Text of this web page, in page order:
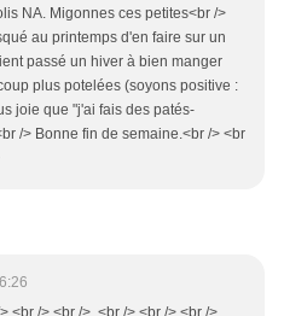
NA. Migonnes ces petites<br />
au printemps d'en faire sur un
passé un hiver à bien manger
plus potelées (soyons positive :
joie que "j'ai fais des patés-
/> Bonne fin de semaine.<br /> <br
<br /> <br /> <br /> <br /> <br />